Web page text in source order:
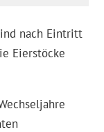
nach Eintritt
Eierstöcke